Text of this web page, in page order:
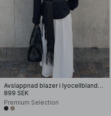
Avslappnad blazer i lyocellblandning
899 SEK
Premium Selection